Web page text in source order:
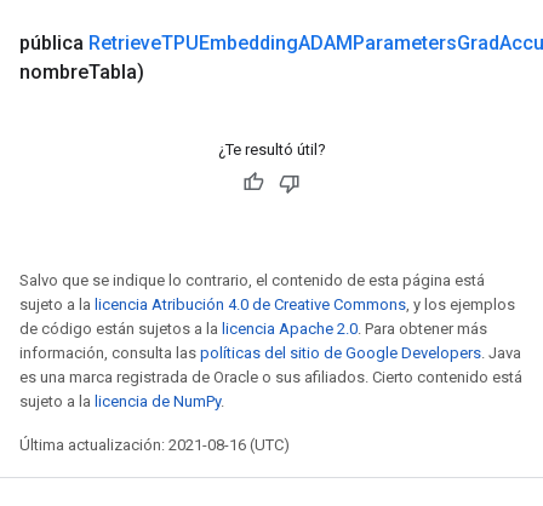
pública RetrieveTPUEmbeddingADAMParametersGrad
nombreTabla)
¿Te resultó útil?
Salvo que se indique lo contrario, el contenido de esta página está
sujeto a la licencia Atribución 4.0 de Creative Commons, y los ejemplos
de código están sujetos a la licencia Apache 2.0. Para obtener más
información, consulta las políticas del sitio de Google Developers. Java
es una marca registrada de Oracle o sus afiliados. Cierto contenido está
sujeto a la licencia de NumPy.
Última actualización: 2021-08-16 (UTC)